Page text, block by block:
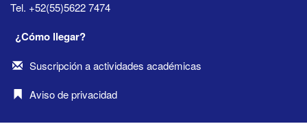
Tel. +52(55)5622 7474
¿Cómo llegar?
Suscripción a actividades académicas
Aviso de privacidad